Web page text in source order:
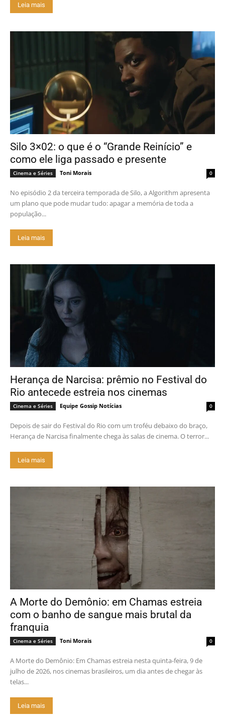
Leia mais
Silo 3×02: o que é o “Grande Reinício” e
como ele liga passado e presente
Cinema e Séries Toni Morais 0
No episódio 2 da terceira temporada de Silo, a Algorithm apresenta
um plano que pode mudar tudo: apagar a memória de toda a
população...
Leia mais
Herança de Narcisa: prêmio no Festival do
Rio antecede estreia nos cinemas
Cinema e Séries Equipe Gossip Notícias 0
Depois de sair do Festival do Rio com um troféu debaixo do braço,
Herança de Narcisa finalmente chega às salas de cinema. O terror...
Leia mais
A Morte do Demônio: em Chamas estreia
com o banho de sangue mais brutal da
franquia
Cinema e Séries Toni Morais 0
A Morte do Demônio: Em Chamas estreia nesta quinta-feira, 9 de
julho de 2026, nos cinemas brasileiros, um dia antes de chegar às
telas...
Leia mais